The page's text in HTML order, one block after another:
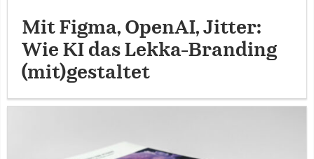
Mit Figma, OpenAI, Jitter:
Wie KI das Lekka-Branding
(mit)gestaltet